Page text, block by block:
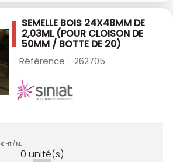
SEMELLE BOIS 24X48MM DE
2,03ML (POUR CLOISON DE
50MM / BOTTE DE 20)
Référence : 262705
€ HT / ML
0 unité(s)